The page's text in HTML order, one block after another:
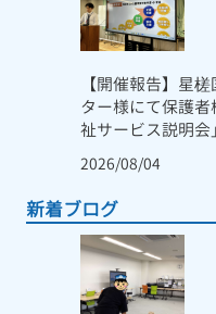
【開催報告】星
ター様にて保護
祉サービス説明
2026/08/04
新着ブログ